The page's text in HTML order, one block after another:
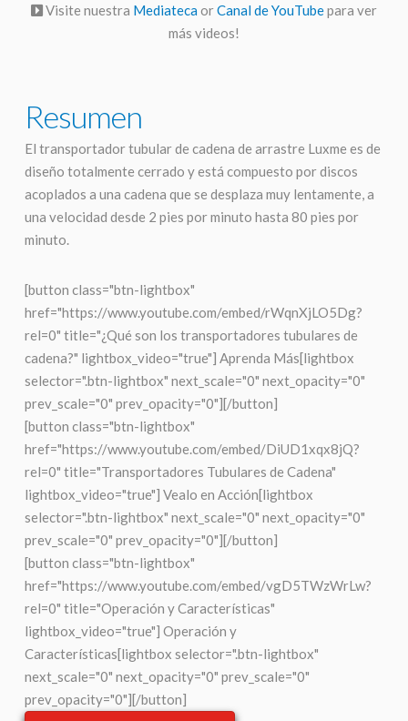
Visite nuestra MediatecaorCanal de YouTubepara ver
más videos!
Resumen
El transportador tubular de cadena de arrastre Luxme es de
diseño totalmente cerrado y está compuesto por discos
acoplados a una cadena que se desplaza muy lentamente, a
una velocidad desde 2 pies por minuto hasta 80 pies por
minuto.
[button class="btn-lightbox"
href="https://www.youtube.com/embed/rWqnXjLO5Dg?
rel=0" title="¿Qué son los transportadores tubulares de
cadena?" lightbox_video="true"] Aprenda Más[lightbox
selector=".btn-lightbox" next_scale="0" next_opacity="0"
prev_scale="0" prev_opacity="0"][/button]
[button class="btn-lightbox"
href="https://www.youtube.com/embed/DiUD1xqx8jQ?
rel=0" title="Transportadores Tubulares de Cadena"
lightbox_video="true"] Vealo en Acción[lightbox
selector=".btn-lightbox" next_scale="0" next_opacity="0"
prev_scale="0" prev_opacity="0"][/button]
[button class="btn-lightbox"
href="https://www.youtube.com/embed/vgD5TWzWrLw?
rel=0" title="Operación y Características"
lightbox_video="true"] Operación y
Características[lightbox selector=".btn-lightbox"
next_scale="0" next_opacity="0" prev_scale="0"
prev_opacity="0"][/button]